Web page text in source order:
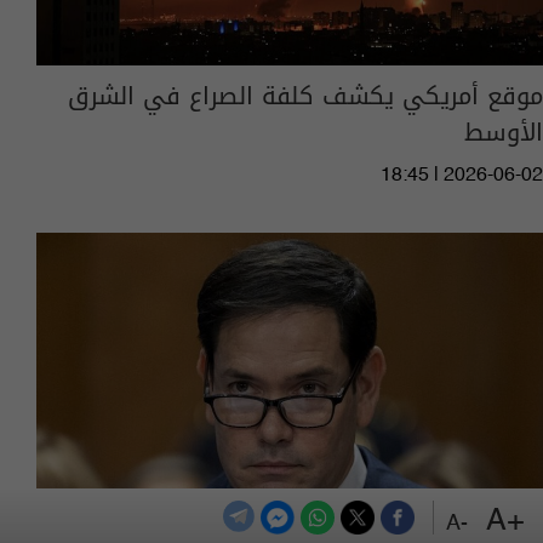
+A
-A
موقع أمريكي يكشف كلفة الصراع في الشرق
الأوسط
18:45 | 2026-06-02